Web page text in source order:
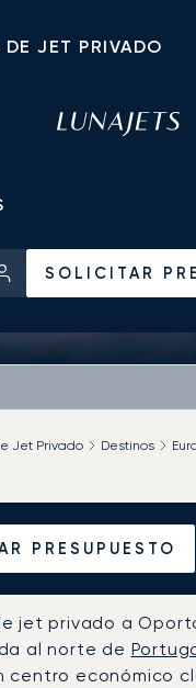
DE JET PRIVADO
CHÁRTER
SOLICITAR
PRESUPUESTO
Jet Privado Destinos
Jet
hacia
jet privado a
al norte de
centro económico